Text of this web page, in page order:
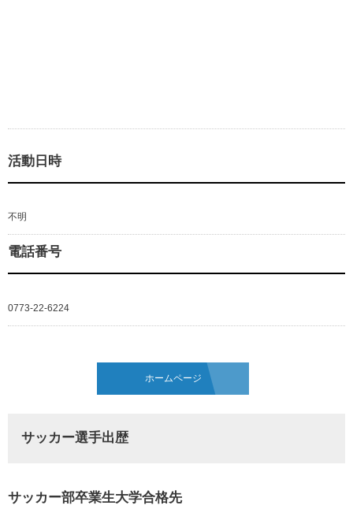
活動日時
不明
電話番号
0773-22-6224
ホームページ
サッカー選手出歴
サッカー部卒業生大学合格先